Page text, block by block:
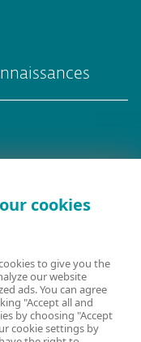
cookies
to give you the
our website
ads. You can agree
"Accept all and
by choosing "Accept
cookie settings by